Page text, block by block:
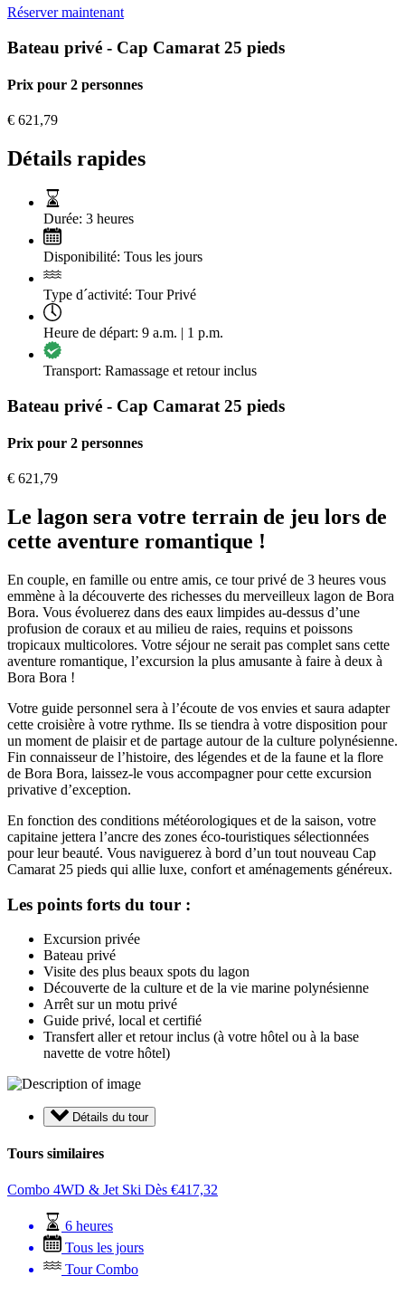
Réserver maintenant
Bateau privé - Cap Camarat 25 pieds
Prix pour 2 personnes
€ 621,79
Détails rapides
Durée: 3 heures
Disponibilité: Tous les jours
Type d´activité: Tour Privé
Heure de départ: 9 a.m. | 1 p.m.
Transport: Ramassage et retour inclus
Bateau privé - Cap Camarat 25 pieds
Prix pour 2 personnes
€ 621,79
Le lagon sera votre terrain de jeu lors de
cette aventure romantique !
En couple, en famille ou entre amis, ce tour privé de 3 heures vous
emmène à la découverte des richesses du merveilleux lagon de Bora
Bora. Vous évoluerez dans des eaux limpides au-dessus d’une
profusion de coraux et au milieu de raies, requins et poissons
tropicaux multicolores. Votre séjour ne serait pas complet sans cette
aventure romantique, l’excursion la plus amusante à faire à deux à
Bora Bora !
Votre guide personnel sera à l’écoute de vos envies et saura adapter
cette croisière à votre rythme. Ils se tiendra à votre disposition pour
un moment de plaisir et de partage autour de la culture polynésienne.
Fin connaisseur de l’histoire, des légendes et de la faune et la flore
de Bora Bora, laissez-le vous accompagner pour cette excursion
privative d’exception.
En fonction des conditions météorologiques et de la saison, votre
capitaine jettera l’ancre des zones éco-touristiques sélectionnées
pour leur beauté. Vous naviguerez à bord d’un tout nouveau Cap
Camarat 25 pieds qui allie luxe, confort et aménagements généreux.
Les points forts du tour :
Excursion privée
Bateau privé
Visite des plus beaux spots du lagon
Découverte de la culture et de la vie marine polynésienne
Arrêt sur un motu privé
Guide privé, local et certifié
Transfert aller et retour inclus (à votre hôtel ou à la base
navette de votre hôtel)
Détails du tour
Tours similaires
Combo 4WD & Jet Ski Dès €417,32
6 heures
Tous les jours
Tour Combo